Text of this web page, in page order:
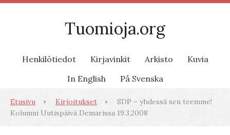
Tuomioja.org
Henkilötiedot Kirjavinkit Arkisto
Kuvia
In English
På Svenska
Etusivu Kirjoitukset
SDP – yhdessä sen teemme!
Kolumni Uutispäivä Demarissa 19.3.2008